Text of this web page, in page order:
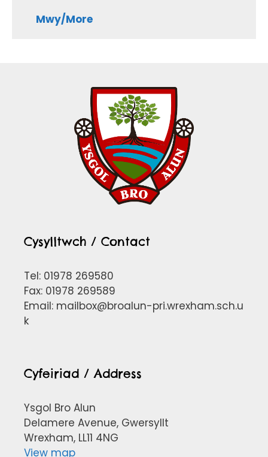
Mwy/More
Cysylltwch / Contact
Tel: 01978 269580
Fax: 01978 269589
Email: mailbox@broalun-pri.wrexham.sch.u
k
Cyfeiriad / Address
Ysgol Bro Alun
Delamere Avenue, Gwersyllt
Wrexham, LL11 4NG
View map